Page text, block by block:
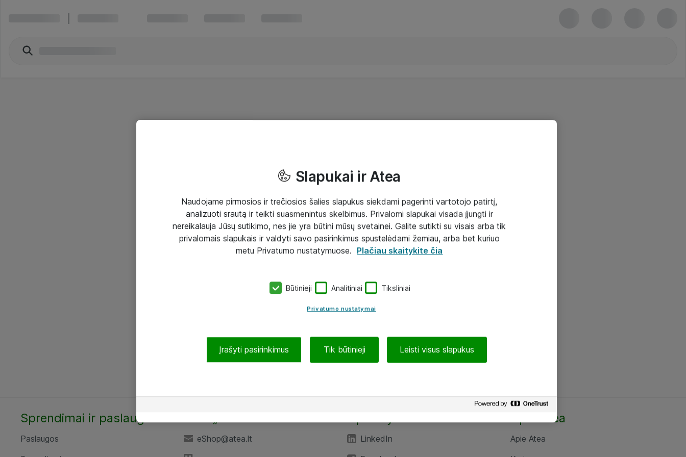
Sprendimai ir paslaugos
Paslaugos
eShop@atea.lt
LinkedIn
Apie Atea
Apie Atea
Slapukai ir Atea
Naudojame pirmosios ir trečiosios šalies slapukus siekdami pagerinti vartotojo patirtį,
analizuoti srautą ir teikti suasmenintus skelbimus. Privalomi slapukai visada įjungti ir
nereikalauja Jūsų sutikimo, nes jie yra būtini mūsų svetainei. Galite sutikti su visais arba tik
privalomais slapukais ir valdyti savo pasirinkimus spustelėdami žemiau, arba bet kuriuo
metu Privatumo nustatymuose. Plačiau skaitykite čia
Būtinieji Analitiniai Tiksliniai
Privatumo nustatymai
Įrašyti pasirinkimus Tik būtinieji Leisti visus slapukus